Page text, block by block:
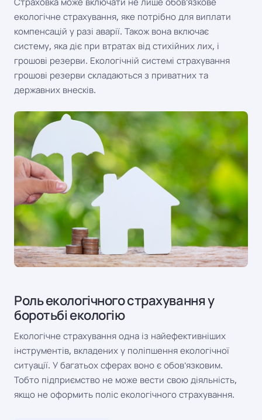
екологічне страхування, яке потрібно для виплати
компенсацій у разі аварії. Також вона включає
систему, яка діє при втратах від стихійних лих, і
грошові резерви. Екологічній системі страхування
грошові резерви складаються з приватних та
державних внесків.
Роль екологічного страхування у
боротьбі екологію
Екологічне страхування одна із найефективніших
інструментів, вкладених у поліпшення екологічної
ситуації. У багатьох сферах воно є обов'язковим.
Тобто підприємство не може вести свою діяльність,
якщо не оформить поліс екологічного страхування.